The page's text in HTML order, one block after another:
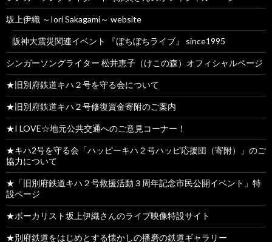
坂上伊織 ～Iori Sakagami～ website
阪神大震災関連イベント 『ぼちぼちライブ』 since1995
シンガーソングライター 松井恵子（けこの森）オフィシャルページ
★旧別府鉄道キハ２号を守る会について
★旧別府鉄道キハ２号修復資金寄附のご案内
★I LOVE☆地元公共交通へのご意見コーナー！
★キハ2号を守る会「ハッピーキハ２号ハッピ応援団（寄附）」のご
協力について
★「旧別府鉄道キハ２号救援活動３周年記念市民公開イベント」特
設ページ
★ボーカリスト坂上伊織さんのライブ映像特設サイト
★別府鉄道をはじめとする懐かしの播磨の鉄道ギャラリー